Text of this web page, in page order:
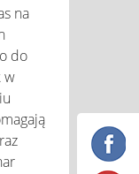
na
do
w